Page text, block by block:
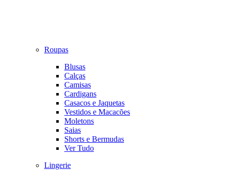
Roupas
Blusas
Calças
Camisas
Cardigans
Casacos e Jaquetas
Vestidos e Macacões
Moletons
Saias
Shorts e Bermudas
Ver Tudo
Lingerie